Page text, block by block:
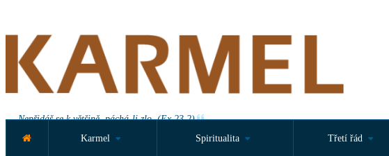
Nepřidáš se k většině, páchá-li zlo. (Ex 23,2)
Karmel
Spiritualita Třetí řád